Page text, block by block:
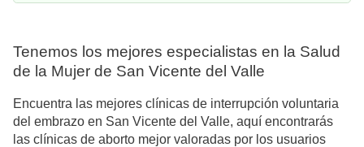
Tenemos los mejores especialistas en la Salud
de la Mujer de San Vicente del Valle
Encuentra las mejores clínicas de interrupción voluntaria
del embrazo en San Vicente del Valle, aquí encontrarás
las clínicas de aborto mejor valoradas por los usuarios